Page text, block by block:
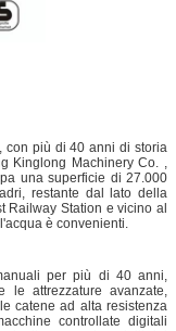
con più di 40 anni di storia
Kinglong Machinery Co. ,
una superficie di 27.000
restante dal lato della
Railway Station e vicino al
è convenienti.
per più di 40 anni,
le attrezzature avanzate,
catene ad alta resistenza
controllate digitali